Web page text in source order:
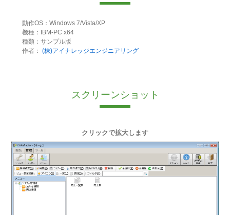
動作OS：Windows 7/Vista/XP
機種：IBM-PC x64
種類：サンプル版
作者： (株)アイナレッジエンジニアリング
スクリーンショット
クリックで拡大します